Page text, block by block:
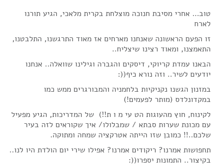
טוב… אחרי מסיבת חנוכה מוצלחת בקרית מלאכי, הגיע תורנו
לארח
זו הפעם הראשונה שאנחנו מארחים אז מאוד התרגשנו, התלבטנו,
התאמצנו, ומאוד רצינו שיצליח..
הבאנו עמדת קריוקי, דיסקים והגברה וגילינו שוואלה.. אנחנו
יודעים לשיר.. וזה נורא כיף((:
במזנון הגשנו נקניקיות בלחמניה והמבורגרים ממש כמו
במקדונלדס (מותר לפעמים!)
לקינוח, חוץ מהעוגות הט עי מ ו ת!!) של המדריכות, הגיע מפעיל
עם מכונת שערות סבתא / שמבלולו/ איך שקוראים לזה בעיר
שלכם..!! כמובן שזו הייתה אטרקציה שמחה ומתוקה.
תחפושות אמרנו? ריקודים אמרנו? אפילו שירי יום הולדת היו לנו..
בקיצור.. התמונות יספרו((: